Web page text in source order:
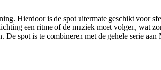
Hierdoor is de spot uitermate geschikt voor
een ritme of de muziek moet volgen, wat
spot is te combineren met de gehele serie